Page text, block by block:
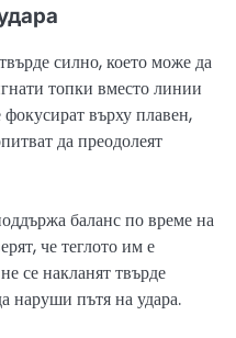
силно, което може да
топки вместо линии
фокусират върху плавен,
да преодолеят
баланс по време на
че теглото им е
се накланят твърде
наруши пътя на удара.